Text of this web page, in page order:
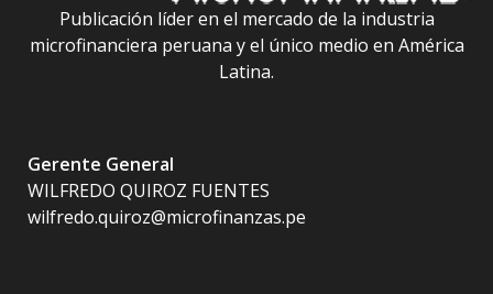
Publicación líder en el mercado de la industria
microfinanciera peruana y el único medio en América
Latina.
Gerente General
WILFREDO QUIROZ FUENTES
wilfredo.quiroz@microfinanzas.pe